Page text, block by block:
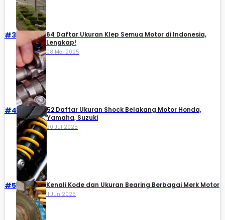
#3
64 Daftar Ukuran Klep Semua Motor di Indonesia,
Lengkap!
08 Mei 2025
#4
52 Daftar Ukuran Shock Belakang Motor Honda,
Yamaha, Suzuki​
30 Jul 2025
#5 Kenali Kode dan Ukuran Bearing Berbagai Merk Motor
11 Jun 2025